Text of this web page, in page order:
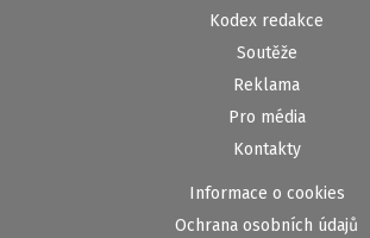
Kodex redakce
Soutěže
Reklama
Pro média
Kontakty
Informace o cookies
Ochrana osobních údajů